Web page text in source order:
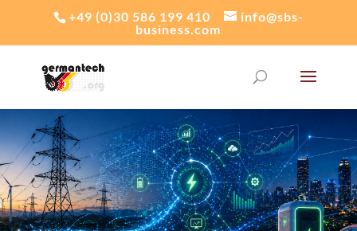
+49 (0)30 586 199 410
info@sbs-
business.com